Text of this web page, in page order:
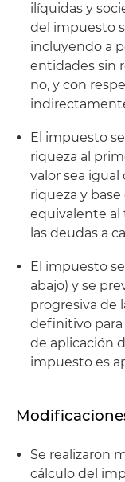
ilíquidas y
del impuesto
incluyendo a
entidades sin
no, y con
El impuesto
riqueza al
valor sea igual
riqueza y
equivalente
las deudas a
El impuesto
abajo) y se
progresiva de
definitivo para
de aplicación
impuesto es
Se realizaron
cálculo del